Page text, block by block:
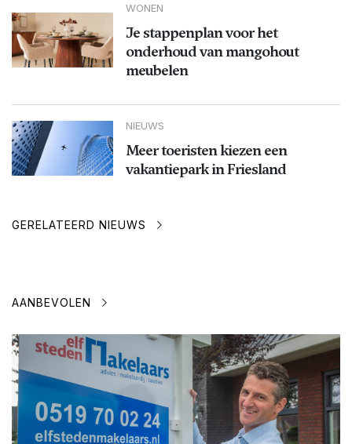
WONEN
Je stappenplan voor het
onderhoud van mangohout
meubelen
NIEUWS
Meer toeristen kiezen een
vakantiepark in Friesland
GERELATEERD NIEUWS
AANBEVOLEN